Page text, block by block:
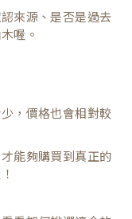
來源、是否是過去
喔。
，價格也會相對較
能夠購買到真正的